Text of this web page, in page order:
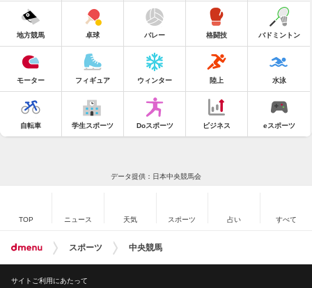
地方競馬 卓球 バレー 格闘技 バドミントン
モーター フィギュア ウィンター 陸上 水泳
自転車 学生スポーツ Doスポーツ ビジネス eスポーツ
データ提供：日本中央競馬会
TOP ニュース 天気 スポーツ 占い すべて
スポーツ 中央競馬
サイトご利用にあたって